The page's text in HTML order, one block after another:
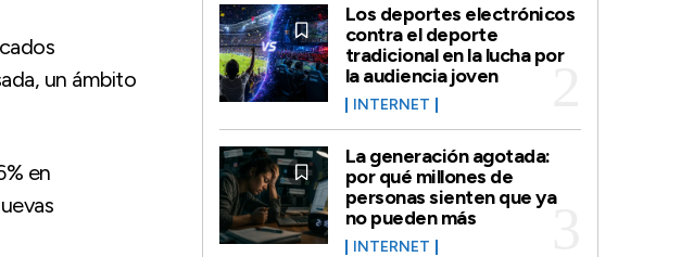
un ámbito
en
Los deportes electrónicos
contra el deporte
tradicional en la lucha por
la audiencia joven
INTERNET
La generación agotada:
por qué millones de
personas sienten que ya
no pueden más
INTERNET